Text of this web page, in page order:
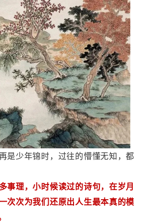
是少年锦时，过往的懵懂无知，都
事理，小时候读过的诗句，在岁月
次次为我们还原出人生最本真的模